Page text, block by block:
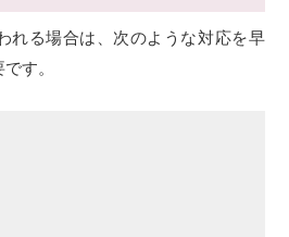
れる場合は、次のような対応を早
す。